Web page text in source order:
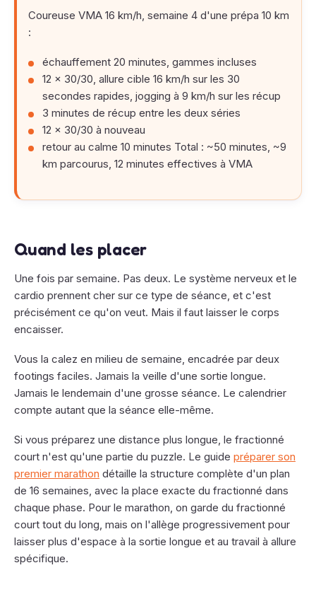
Coureuse VMA 16 km/h, semaine 4 d'une prépa 10 km
:
échauffement 20 minutes, gammes incluses
12 × 30/30, allure cible 16 km/h sur les 30
secondes rapides, jogging à 9 km/h sur les récup
3 minutes de récup entre les deux séries
12 × 30/30 à nouveau
retour au calme 10 minutes Total : ~50 minutes, ~9
km parcourus, 12 minutes effectives à VMA
Quand les placer
Une fois par semaine. Pas deux. Le système nerveux et le
cardio prennent cher sur ce type de séance, et c'est
précisément ce qu'on veut. Mais il faut laisser le corps
encaisser.
Vous la calez en milieu de semaine, encadrée par deux
footings faciles. Jamais la veille d'une sortie longue.
Jamais le lendemain d'une grosse séance. Le calendrier
compte autant que la séance elle-même.
Si vous préparez une distance plus longue, le fractionné
court n'est qu'une partie du puzzle. Le guide préparer son
premier marathon détaille la structure complète d'un plan
de 16 semaines, avec la place exacte du fractionné dans
chaque phase. Pour le marathon, on garde du fractionné
court tout du long, mais on l'allège progressivement pour
laisser plus d'espace à la sortie longue et au travail à allure
spécifique.